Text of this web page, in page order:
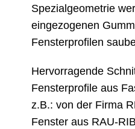
Spezialgeometrie
eingezogenen
Fensterprofilen
Hervorragende
Fensterprofile aus
z.B.: von der Firma
Fenster aus RAU-